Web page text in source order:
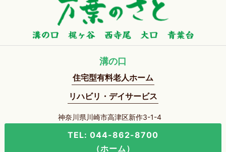
溝の口
住宅型有料老人ホーム
リハビリ・デイサービス
神奈川県川崎市高津区新作3-1-4
TEL: 044-862-8700
（ホーム）